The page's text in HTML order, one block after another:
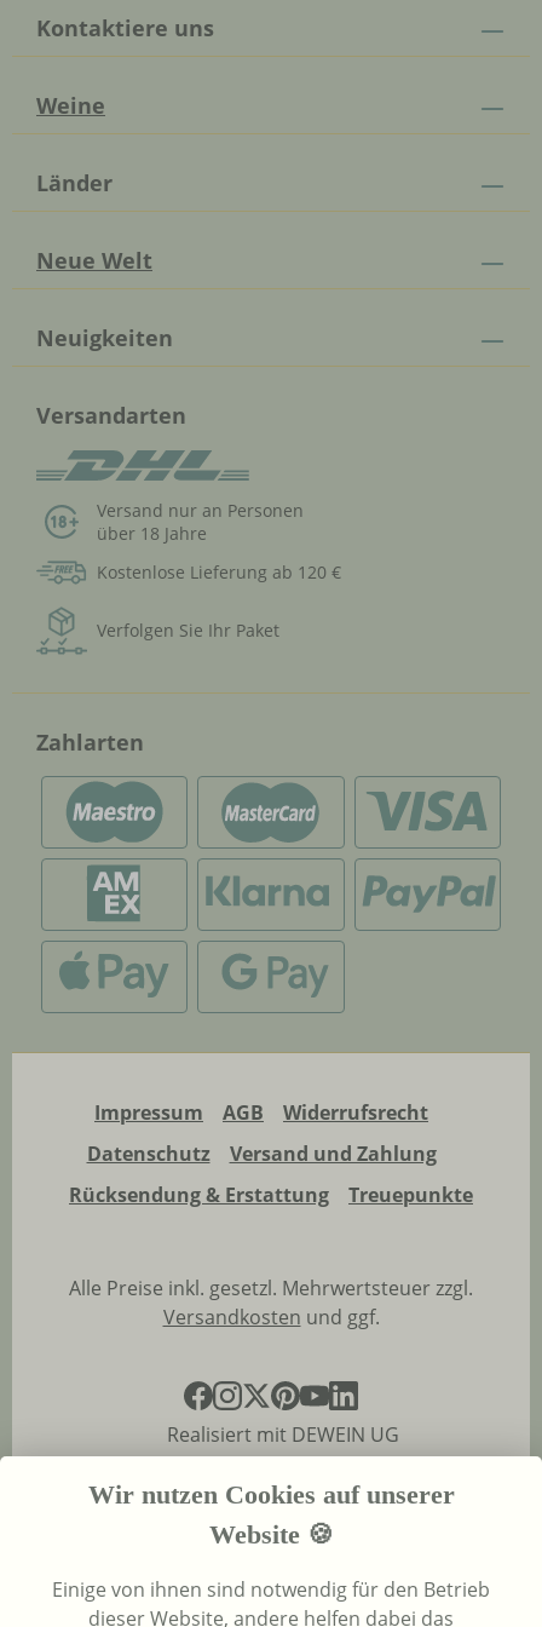
Kontaktiere uns
Weine
Länder
Neue Welt
Neuigkeiten
Versandarten
Versand nur an Personen
über 18 Jahre
Kostenlose Lieferung ab 120 €
Verfolgen Sie Ihr Paket
Zahlarten
Impressum AGB
Widerrufsrecht
Datenschutz
Versand und Zahlung
Rücksendung & Erstattung
Treuepunkte
Alle Preise inkl. gesetzl. Mehrwertsteuer zzgl.
Versandkosten und ggf.
Realisiert mit DEWEIN UG
Wir nutzen Cookies auf unserer
Website 🍪
Einige von ihnen sind notwendig für den Betrieb
dieser Website, andere helfen dabei das